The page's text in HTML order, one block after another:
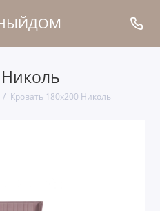
Кровать 180x200 Николь